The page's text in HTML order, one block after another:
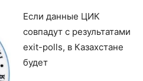
Если данные ЦИК
совпадут с результатами
exit-polls, в Казахстане
будет